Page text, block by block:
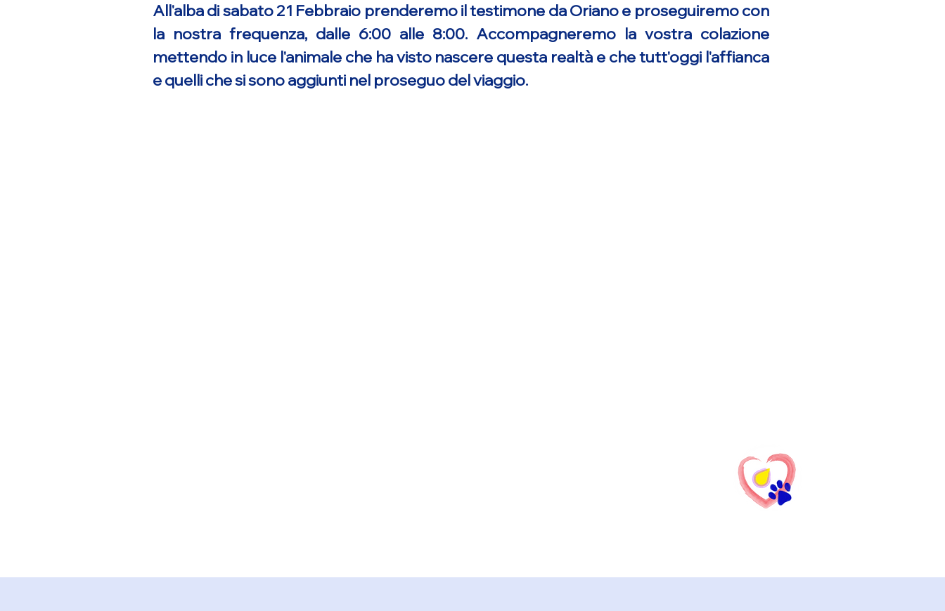
All'alba di sabato 21 Febbraio prenderemo il testimone da Oriano e proseguiremo con
la nostra frequenza, dalle 6:00 alle 8:00. Accompagneremo la vostra colazione
mettendo in luce l'animale che ha visto nascere questa realtà e che tutt'oggi l'affianca
e quelli che si sono aggiunti nel proseguo del viaggio.